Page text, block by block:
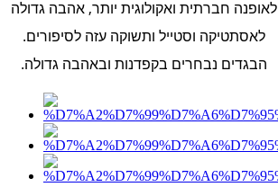
לאופנה חברתית ואקולוגית יותר, אהבה גדולה
לאסתטיקה וסטייל ותשוקה עזה לסיפורים.
הבגדים נבחרים בקפדנות ובאהבה גדולה.